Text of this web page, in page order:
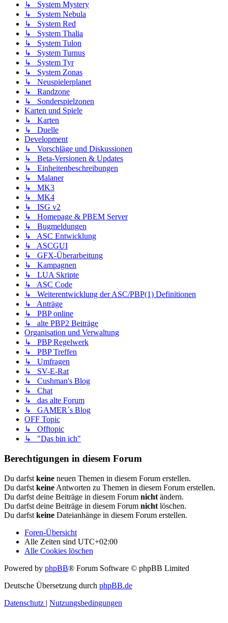
↳ System Mystery
↳ System Nebula
↳ System Red
↳ System Thalia
↳ System Tulon
↳ System Turnus
↳ System Tyr
↳ System Zonas
↳ Neuspielerplanet
↳ Randzone
↳ Sonderspielzonen
Karten und Spiele
↳ Karten
↳ Duelle
Development
↳ Vorschläge und Diskussionen
↳ Beta-Versionen & Updates
↳ Einheitenbeschreibungen
↳ Malaner
↳ MK3
↳ MK4
↳ ISG v2
↳ Homepage & PBEM Server
↳ Bugmeldungen
↳ ASC Entwicklung
↳ ASCGUI
↳ GFX-Überarbeitung
↳ Kampagnen
↳ LUA Skripte
↳ ASC Code
↳ Weiterentwicklung der ASC/PBP(1) Definitionen
↳ Anträge
↳ PBP online
↳ alte PBP2 Beiträge
Organisation und Verwaltung
↳ PBP Regelwerk
↳ PBP Treffen
↳ Umfragen
↳ SV-E-Rat
↳ Cushman's Blog
↳ Chat
↳ das alte Forum
↳ GAMER´s Blog
OFF Topic
↳ Offtopic
↳ "Das bin ich"
Berechtigungen in diesem Forum
Du darfst keine neuen Themen in diesem Forum erstellen.
Du darfst keine Antworten zu Themen in diesem Forum erstellen.
Du darfst deine Beiträge in diesem Forum nicht ändern.
Du darfst deine Beiträge in diesem Forum nicht löschen.
Du darfst keine Dateianhänge in diesem Forum erstellen.
Foren-Übersicht
Alle Zeiten sind UTC+02:00
Alle Cookies löschen
Powered by phpBB® Forum Software © phpBB Limited
Deutsche Übersetzung durch phpBB.de
Datenschutz | Nutzungsbedingungen